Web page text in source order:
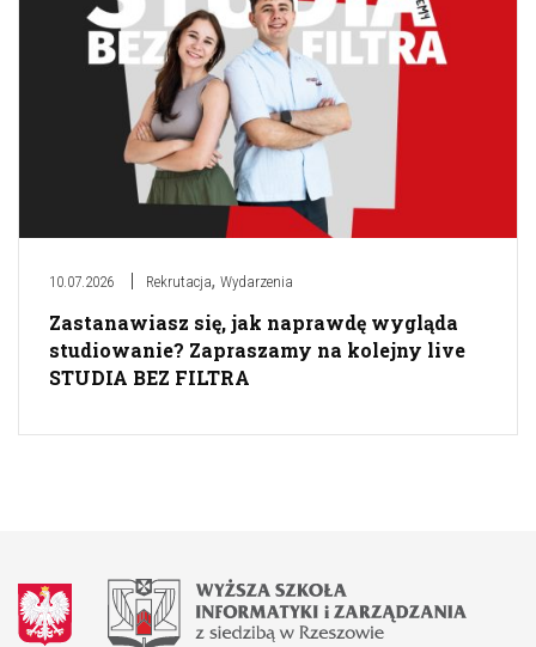
10.07.2026 Rekrutacja, Wydarzenia
Zastanawiasz się, jak naprawdę wygląda
studiowanie? Zapraszamy na kolejny live
STUDIA BEZ FILTRA